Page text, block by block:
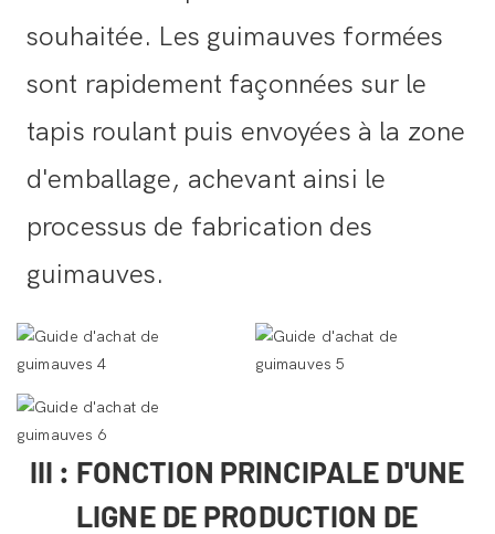
souhaitée. Les guimauves formées
sont rapidement façonnées sur le
tapis roulant puis envoyées à la zone
d'emballage, achevant ainsi le
processus de fabrication des
guimauves.
III : FONCTION PRINCIPALE D'UNE
LIGNE DE PRODUCTION DE